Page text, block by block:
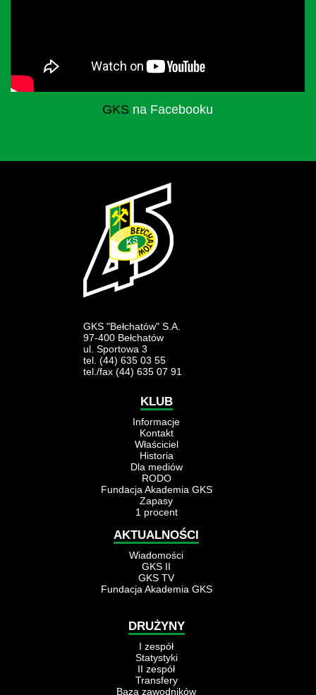
GKS na Facebooku
GKS "Bełchatów" S.A.
97-400 Bełchatów
ul. Sportowa 3
tel. (44) 635 03 55
tel./fax (44) 635 07 91
KLUB
Informacje
Kontakt
Właściciel
Historia
Dla mediów
RODO
Fundacja Akademia GKS
Zapasy
1 procent
AKTUALNOŚCI
Wiadomości
GKS II
GKS TV
Fundacja Akademia GKS
DRUŻYNY
I zespół
Statystyki
II zespół
Transfery
Baza zawodników